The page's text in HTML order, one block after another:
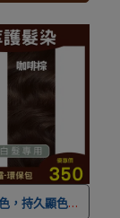
購，管理訂單
累積紅利點
抵一元 ！
考
天出貨，出貨
3個工作天送
。
，持久顯色